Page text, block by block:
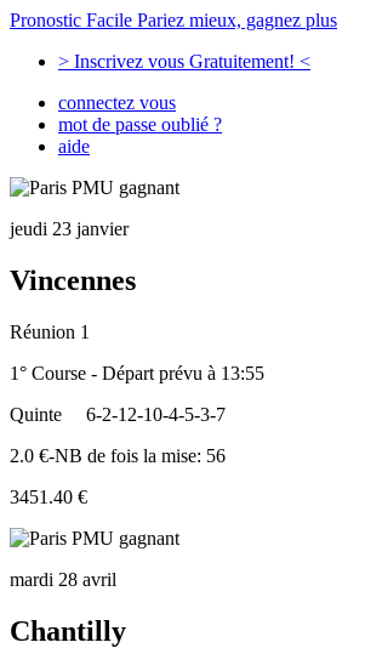
Pronostic Facile Pariez mieux, gagnez plus
> Inscrivez vous Gratuitement! <
connectez vous
mot de passe oublié ?
aide
jeudi 23 janvier
Vincennes
Réunion 1
1° Course - Départ prévu à 13:55
Quinte
6-2-12-10-4-5-3-7
2.0 €-NB de fois la mise: 56
3451.40 €
mardi 28 avril
Chantilly